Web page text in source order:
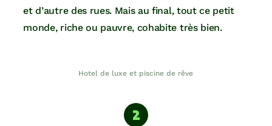
et d’autre des rues. Mais au final, tout ce petit
monde, riche ou pauvre, cohabite très bien.
Hotel de luxe et piscine de rêve